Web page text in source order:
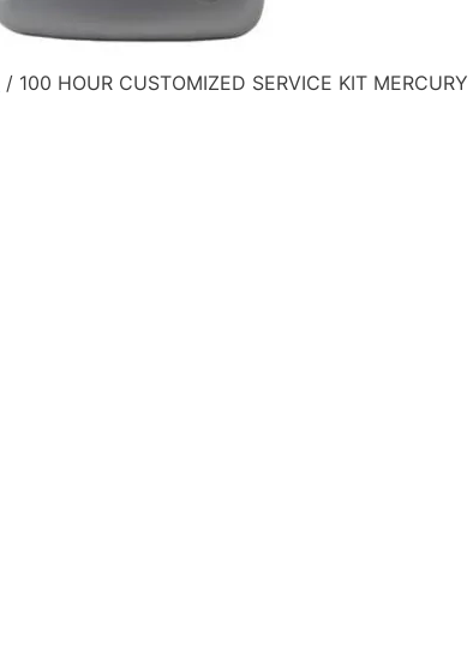
/ 100 HOUR CUSTOMIZED SERVICE KIT